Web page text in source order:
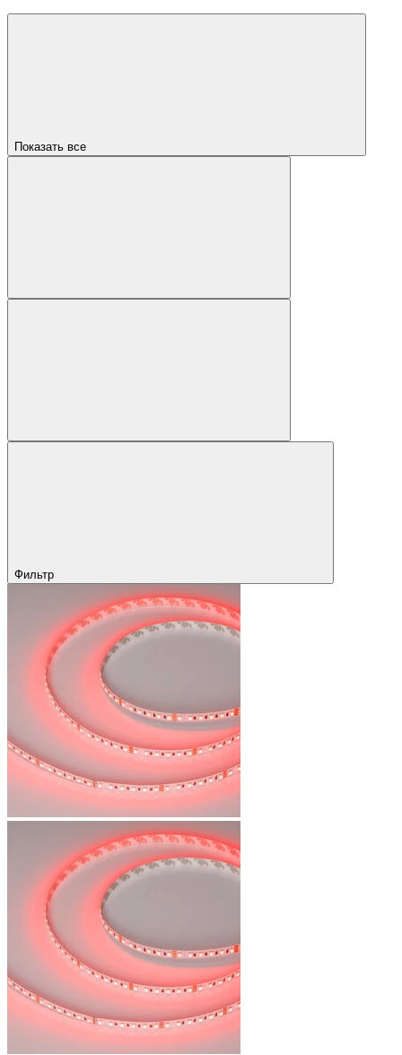
Показать все
Фильтр